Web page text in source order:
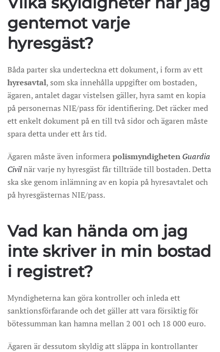
gentemot varje
hyresgäst?
Båda parter ska underteckna ett dokument, i form av ett
hyresavtal, som ska innehålla uppgifter om bostaden,
ägaren, antalet dagar vistelsen gäller, hyra samt en kopia
på personernas NIE/pass för identifiering. Det räcker med
ett enkelt dokument på en till två sidor och ägaren måste
spara detta under ett års tid.
Ägaren måste även informerapolismyndigheten Guardia
Civilnär varje ny hyresgäst får tillträde till bostaden. Detta
ska ske genom inlämning av en kopia på hyresavtalet och
på hyresgästernas NIE/pass.
Vad kan hända om jag
inte skriver in min bostad
i registret?
Myndigheterna kan göra kontroller och inleda ett
sanktionsförfarande och det gäller att vara försiktig för
bötessumman kan hamna mellan 2 001 och 18 000 euro.
Ägaren är dessutom skyldig att släppa in kontrollanter